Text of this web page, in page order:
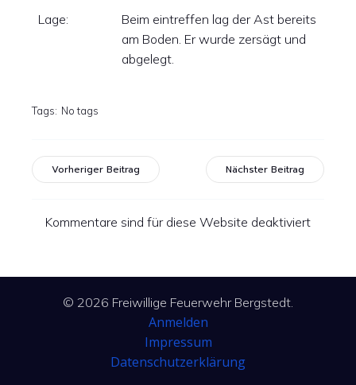
Lage:
Beim eintreffen lag der Ast bereits
am Boden. Er wurde zersägt und
abgelegt.
Tags: No tags
Vorheriger Beitrag Nächster Beitrag
Kommentare sind für diese Website deaktiviert
© 2026 Freiwillige Feuerwehr Bergstedt.
Anmelden
Impressum
Datenschutzerklärung